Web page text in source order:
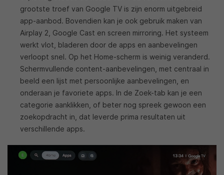
grootste troef van Google TV is zijn enorm uitgebreid
app-aanbod. Bovendien kan je ook gebruik maken van
Airplay 2, Google Cast en screen mirroring. Het systeem
werkt vlot, bladeren door de apps en aanbevelingen
verloopt snel. Op het Home-scherm is weinig veranderd.
Schermvullende content-aanbevelingen, met centraal in
beeld een lijst met persoonlijke aanbevelingen, en
onderaan je favoriete apps. In de Zoek-tab kan je een
categorie aanklikken, of beter nog spreek gewoon een
zoekopdracht in, dat leverde prima resultaten uit
verschillende apps.